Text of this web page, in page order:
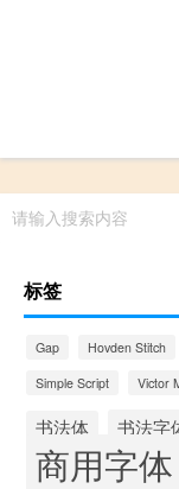
请输入搜索内容
标签
Gap Hovden Stitch
Simple Script
Victor
书法体 书法字
商用字体